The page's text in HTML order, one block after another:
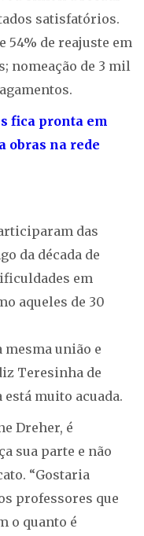
satisfatórios.
54% de reajuste em
nomeação de 3 mil
fica pronta em
obras na rede
das
da década de
em
aqueles de 30
união e
Teresinha de
está muito acuada.
Dreher, é
sua parte e não
“Gostaria
professores que
o quanto é